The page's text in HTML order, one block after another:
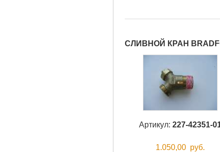
СЛИВНОЙ КРАН
Артикул: 227-42351-
1.050,00 руб.